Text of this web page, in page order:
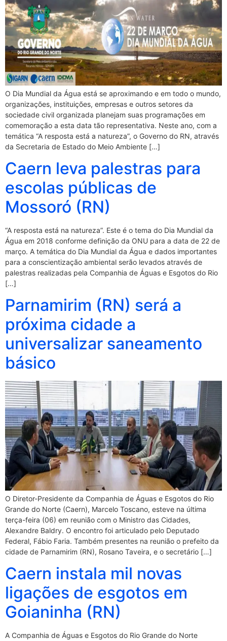
O Dia Mundial da Água está se aproximando e em todo o mundo,
organizações, instituições, empresas e outros setores da
sociedade civil organizada planejam suas programações em
comemoração a esta data tão representativa. Neste ano, com a
temática “A resposta está a natureza”, o Governo do RN, através
da Secretaria de Estado do Meio Ambiente […]
Caern leva palestras para
escolas públicas de
Mossoró (RN)
“A resposta está na natureza”. Este é o tema do Dia Mundial da
Água em 2018 conforme definição da ONU para a data de 22 de
março. A temática do Dia Mundial da Água e dados importantes
para a conscientização ambiental serão levados através de
palestras realizadas pela Companhia de Águas e Esgotos do Rio
[…]
Parnamirim (RN) será a
próxima cidade a
universalizar saneamento
básico
O Diretor-Presidente da Companhia de Águas e Esgotos do Rio
Grande do Norte (Caern), Marcelo Toscano, esteve na última
terça-feira (06) em reunião com o Ministro das Cidades,
Alexandre Baldry. O encontro foi articulado pelo Deputado
Federal, Fábio Faria. Também presentes na reunião o prefeito da
cidade de Parnamirim (RN), Rosano Taveira, e o secretário […]
Caern instala mil novas
ligações de esgotos em
Goianinha (RN)
A Companhia de Águas e Esgotos do Rio Grande do Norte